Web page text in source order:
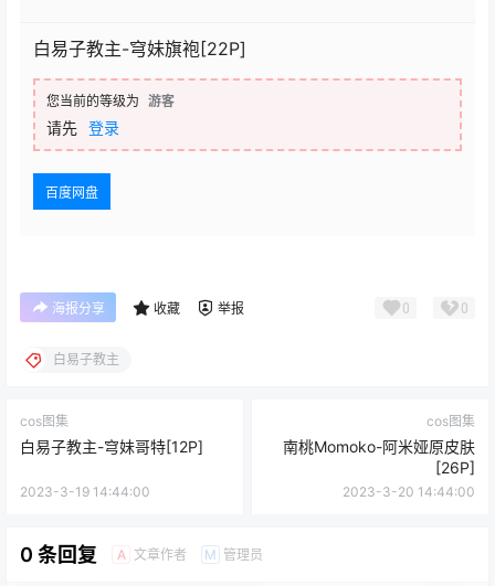
白易子教主-穹妹旗袍[22P]
您当前的等级为 游客
请先 登录
百度网盘
海报分享 收藏 举报 0 0
白易子教主
cos图集
白易子教主-穹妹哥特[12P]
2023-3-19 14:44:00
cos图集
南桃Momoko-阿米娅原皮肤
[26P]
2023-3-20 14:44:00
0 条回复 A 文章作者 M 管理员